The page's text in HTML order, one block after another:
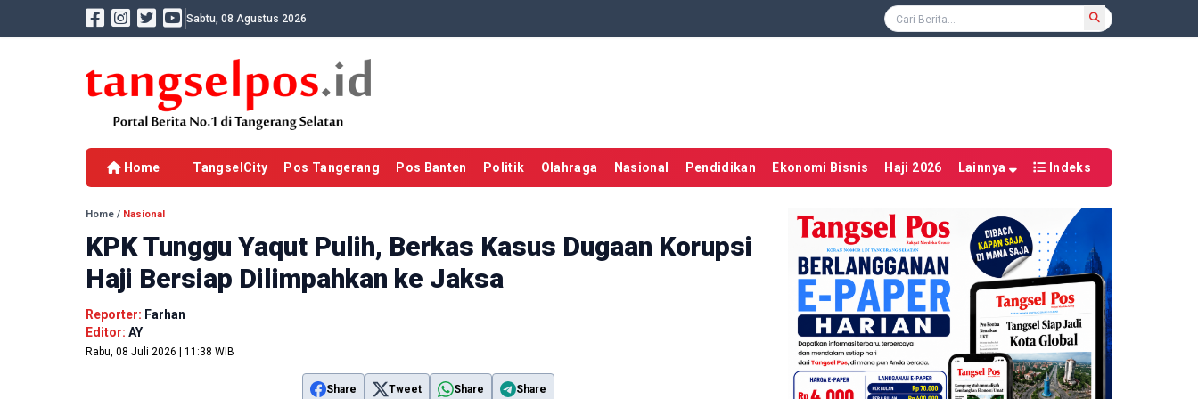
Sabtu, 08 Agustus 2026
Home TangselCity Pos Tangerang Pos Banten Politik Olahraga Nasional Pendidikan Ekonomi Bisnis Haji 2026 Lainnya Indeks
Home / Nasional
KPK Tunggu Yaqut Pulih, Berkas Kasus Dugaan Korupsi
Haji Bersiap Dilimpahkan ke Jaksa
Reporter: Farhan
Editor: AY
Rabu, 08 Juli 2026 | 11:38 WIB
Share Tweet Share Share